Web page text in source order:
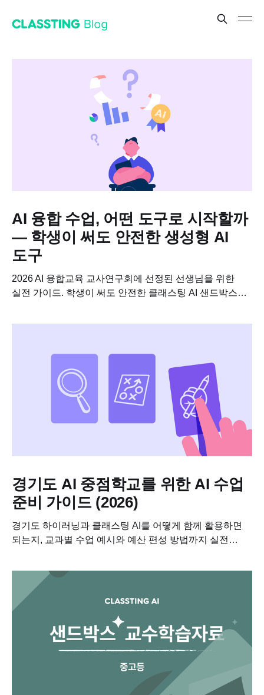
AI 융합 수업, 어떤 도구로 시작할까
— 학생이 써도 안전한 생성형 AI
도구
2026 AI 융합교육 교사연구회에 선정된 선생님을 위한
실전 가이드. 학생이 써도 안전한 클래스팅 AI 샌드박스로
경기도 AI 중점학교를 위한 AI 수업
준비 가이드 (2026)
경기도 하이러닝과 클래스팅 AI를 어떻게 함께 활용하면
되는지, 교과별 수업 예시와 예산 편성 방법까지 실전